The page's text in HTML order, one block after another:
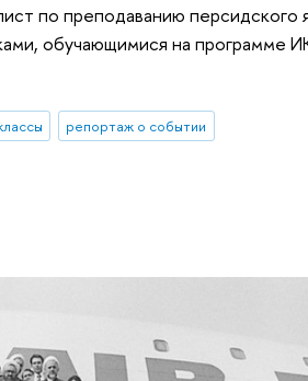
по преподаванию персидского
обучающимися на
репортаж о событии